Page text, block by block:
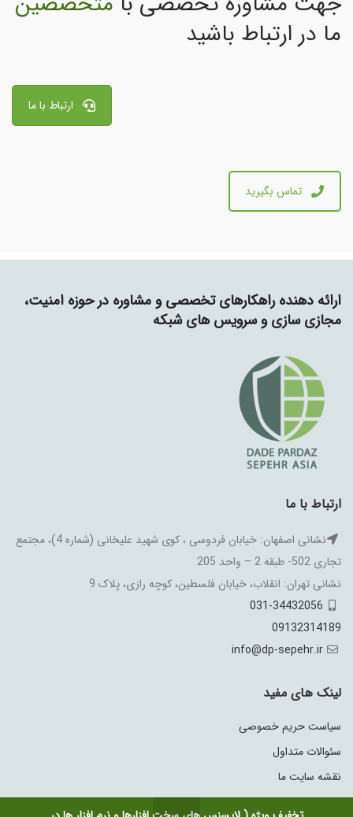
انتشار از شرکت اتودسک
7 روز ضمانت بازگشت وجه
انتشار از شرکت اتودسک
ما در ارتباط باشید
ارتباط با ما
تماس بگیرید
ارائه دهنده راهکارهای تخصصی و مشاوره در حوزه امنیت،
مجازی سازی و سرویس های شبکه
ارتباط با ما
نشانی اصفهان: خیابان فردوسی ، کوی شهید علیخانی (شماره 4)، مجتمع
تجاری 502- طبقه 2 – واحد 205
نشانی تهران: انقلاب، خیابان فلسطین، کوچه رازی، پلاک 9
031-34432056
09132314189
info@dp-sepehr.ir
لینک های مفید
سیاست حریم خصوصی
سئوالات متداول
نقشه سایت ما